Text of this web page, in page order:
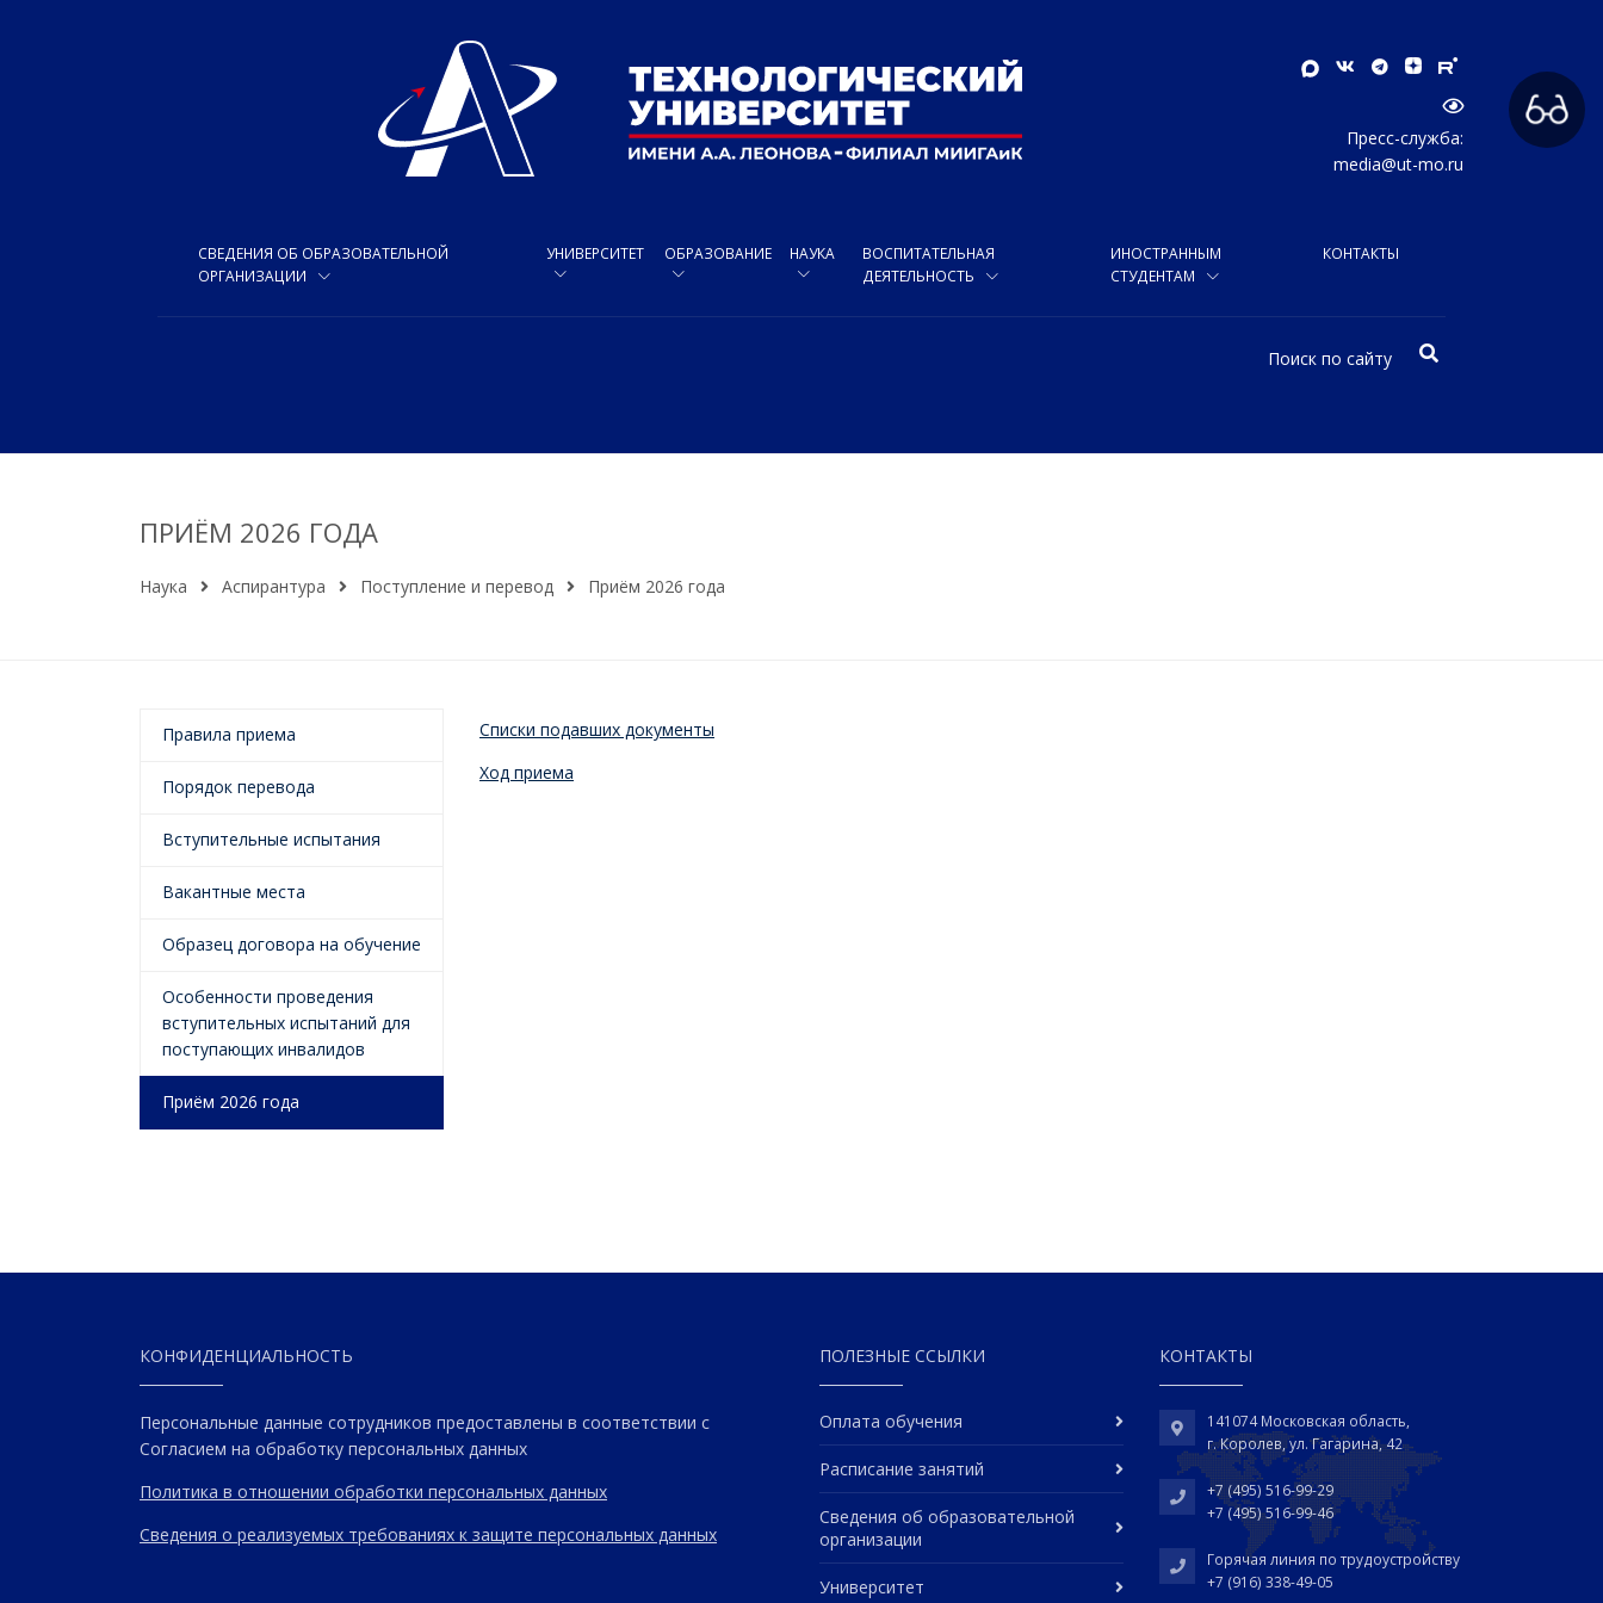
Пресс-служба:
media@ut-mo.ru
СВЕДЕНИЯ ОБ ОБРАЗОВАТЕЛЬНОЙ
ОРГАНИЗАЦИИ
УНИВЕРСИТЕТ ОБРАЗОВАНИЕ НАУКА
ВОСПИТАТЕЛЬНАЯ
ДЕЯТЕЛЬНОСТЬ
ИНОСТРАННЫМ
СТУДЕНТАМ
КОНТАКТЫ
ПРИЁМ 2026 ГОДА
Наука Аспирантура Поступление и перевод Приём 2026 года
Правила приема
Порядок перевода
Вступительные испытания
Вакантные места
Образец договора на обучение
Особенности проведения
вступительных испытаний для
поступающих инвалидов
Приём 2026 года
Списки подавших документы
Ход приема
КОНФИДЕНЦИАЛЬНОСТЬ
Персональные данные сотрудников предоставлены в соответствии с
Согласием на обработку персональных данных
Политика в отношении обработки персональных данных
Сведения о реализуемых требованиях к защите персональных данных
ПОЛЕЗНЫЕ ССЫЛКИ
Оплата обучения
Расписание занятий
Сведения об образовательной
организации
Университет
КОНТАКТЫ
141074 Московская область,
г. Королев, ул. Гагарина, 42
+7 (495) 516-99-29
+7 (495) 516-99-46
Горячая линия по трудоустройству
+7 (916) 338-49-05